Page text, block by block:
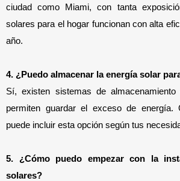
ciudad como Miami, con tanta
solares para el hogar funcionan con alta
año.
4. ¿Puedo almacenar la energía solar
Sí, existen sistemas de
permiten guardar el exceso de energía.
puede incluir esta opción según tus
5. ¿Cómo puedo empezar con la
solares?